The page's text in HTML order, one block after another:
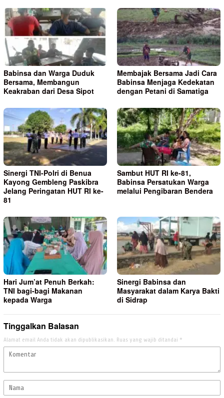
Babinsa dan Warga Duduk
Bersama, Membangun
Keakraban dari Desa Sipot
Membajak Bersama Jadi Cara
Babinsa Menjaga Kedekatan
dengan Petani di Samatiga
Sinergi TNI-Polri di Benua
Kayong Gembleng Paskibra
Jelang Peringatan HUT RI ke-
81
Sambut HUT RI ke-81,
Babinsa Persatukan Warga
melalui Pengibaran Bendera
Hari Jum’at Penuh Berkah:
TNI bagi-bagi Makanan
kepada Warga
Sinergi Babinsa dan
Masyarakat dalam Karya Bakti
di Sidrap
Tinggalkan Balasan
Alamat email Anda tidak akan dipublikasikan. Ruas yang wajib ditandai *